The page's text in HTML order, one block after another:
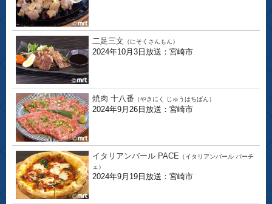
二足三文 （にそくさんもん）
2024年10月3日放送：宮崎市
焼肉 十八番 （やきにく じゅうはちばん）
2024年9月26日放送：宮崎市
イタリアンバール PACE （イタリアンバール パーチ
ェ）
2024年9月19日放送：宮崎市